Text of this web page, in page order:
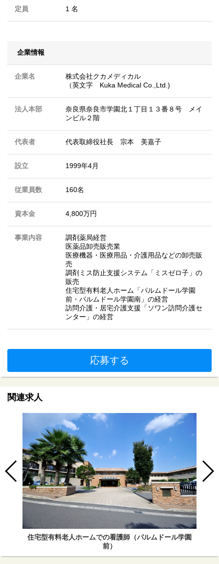
定員 1 名
企業情報
企業名
株式会社クカメディカル
（英文字 Kuka Medical Co.,Ltd.)
法人本部
奈良県奈良市学園北１丁目１３番８号 メイ
ンビル２階
代表者 代表取締役社長 宗本 美嘉子
設立 1999年4月
従業員数 160名
資本金 4,800万円
事業内容
調剤薬局経営
医薬品卸売販売業
医療機器・医療用品・介護用品などの卸売販
売
調剤ミス防止支援システム「ミスゼロ子」の
販売
住宅型有料老人ホーム「パルムドール学園
前・パルムドール学園南」の経営
訪問介護・居宅介護支援「ソワン訪問介護セ
ンター」の経営
応募する
関連求人
住宅型有料老人ホームでの看護師（パルムドール学園
前）